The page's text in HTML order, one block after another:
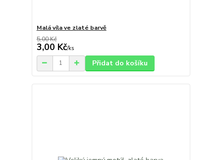
Malá víla ve zlaté barvě
5,00 Kč
3,00 Kč/ks
Přidat do košíku